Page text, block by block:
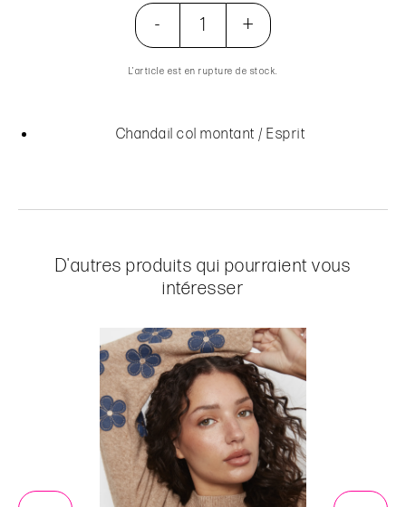
- +
L’article est en rupture de stock.
Chandail col montant / Esprit
D'autres produits qui pourraient vous
intéresser